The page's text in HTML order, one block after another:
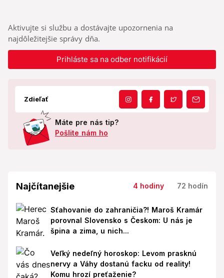
Aktivujte si službu a dostávajte upozornenia na
najdôležitejšie správy dňa.
Prihláste sa na odber notifikácií
Zdieľať
Máte pre nás tip?
Pošlite nám ho
Najčítanejšie 4 hodiny 72 hodín
Sťahovanie do zahraničia?! Maroš Kramár
porovnal Slovensko s Českom: U nás je
špina a zima, u nich...
Veľký nedeľný horoskop: Levom prasknú
nervy a Váhy dostanú facku od reality!
Komu hrozí preťaženie?